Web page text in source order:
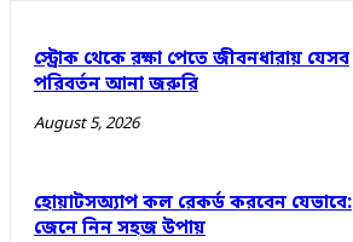
স্ট্রোক থেকে রক্ষা পেতে জীবনধারায় যেসব
পরিবর্তন আনা জরুরি
August 5, 2026
হোয়াটসঅ্যাপ কল রেকর্ড করবেন যেভাবে:
জেনে নিন সহজ উপায়